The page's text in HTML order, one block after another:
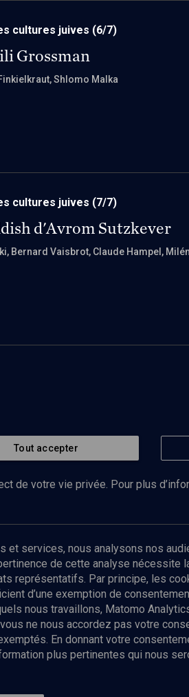
cultures juives (6/7)
Grossman
, Shlomo Malka
cultures juives (7/7)
d'Avrom Sutzkever
, Bernard Vaisbrot, Claude Hampel ,
newsletter
Envoyer
Tout accepter
de votre vie privée. Pour plus
et services, nous analysons nos
de cette analyse nécessite
représentatifs. Par principe, les
d’une exemption de
nous travaillons, Matomo
ne nous accordez pas votre
En donnant votre
plus pertinentes qui nous